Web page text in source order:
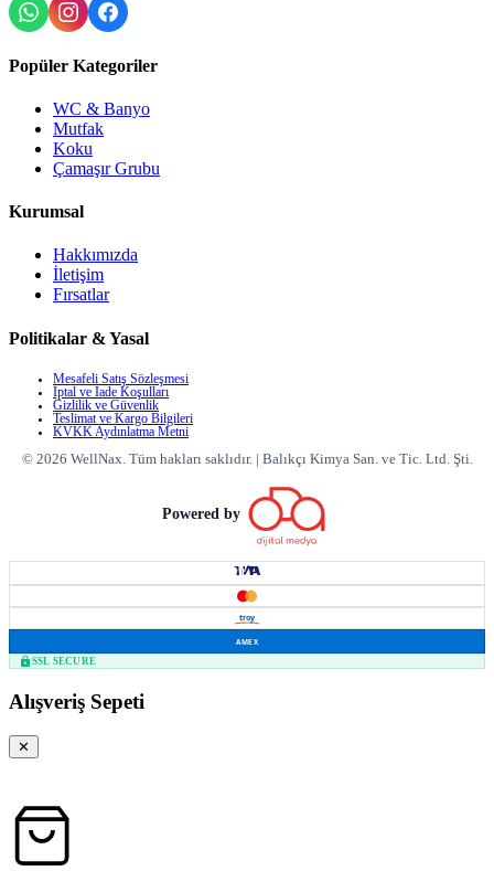
Popüler Kategoriler
WC & Banyo
Mutfak
Koku
Çamaşır Grubu
Kurumsal
Hakkımızda
İletişim
Fırsatlar
Politikalar & Yasal
Mesafeli Satış Sözleşmesi
İptal ve İade Koşulları
Gizlilik ve Güvenlik
Teslimat ve Kargo Bilgileri
KVKK Aydınlatma Metni
© 2026 WellNax. Tüm hakları saklıdır.| Balıkçı Kimya San. ve Tic. Ltd. Şti.
Powered by
troy
AMEX
SSL SECURE
Alışveriş Sepeti
✕